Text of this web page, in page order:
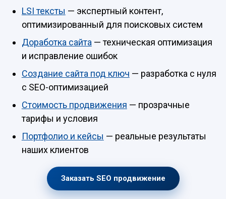
LSI тексты — экспертный контент,
оптимизированный для поисковых систем
Доработка сайта — техническая оптимизация
и исправление ошибок
Создание сайта под ключ — разработка с нуля
с SEO-оптимизацией
Стоимость продвижения — прозрачные
тарифы и условия
Портфолио и кейсы — реальные результаты
наших клиентов
Заказать SEO продвижение